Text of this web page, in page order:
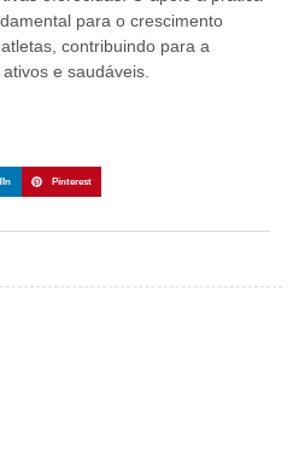
para o crescimento
contribuindo para a
e saudáveis.
Pinterest